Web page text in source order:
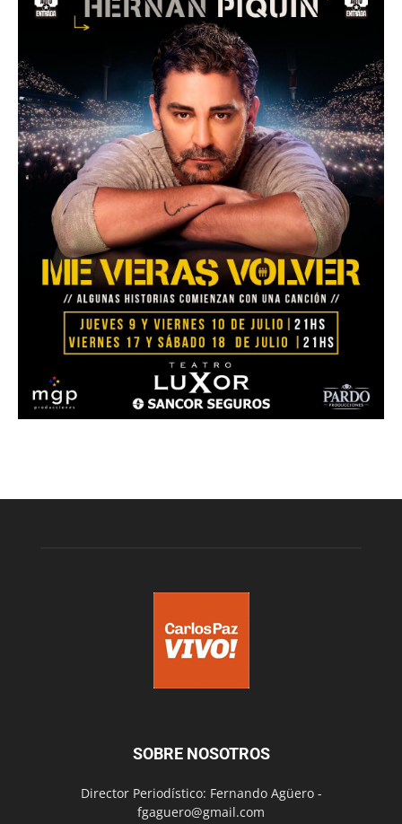
SOBRE NOSOTROS
Director Periodístico: Fernando Agüero -
fgaguero@gmail.com